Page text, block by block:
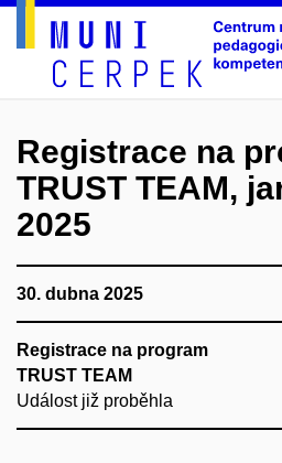
Registrace na
TRUST TEAM,
2025
30. dubna 2025
Registrace na program
TRUST TEAM
Událost již proběhla